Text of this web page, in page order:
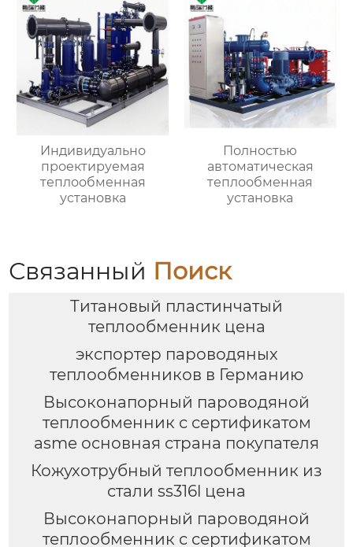
Индивидуально
проектируемая
теплообменная
установка
Полностью
автоматическая
теплообменная
установка
Связанный Поиск
Титановый пластинчатый
теплообменник цена
экспортер пароводяных
теплообменников в Германию
Высоконапорный пароводяной
теплообменник с сертификатом
asme основная страна покупателя
Кожухотрубный теплообменник из
стали ss316l цена
Высоконапорный пароводяной
теплообменник с сертификатом